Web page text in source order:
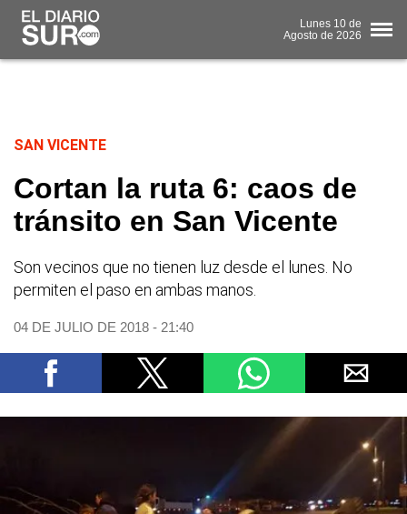
Lunes 10 de
Agosto de 2026
SAN VICENTE
Cortan la ruta 6: caos de
tránsito en San Vicente
Son vecinos que no tienen luz desde el lunes. No
permiten el paso en ambas manos.
04 DE JULIO DE 2018 - 21:40